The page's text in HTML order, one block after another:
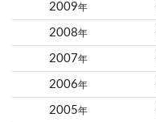
2009年
2008年
2007年
2006年
2005年